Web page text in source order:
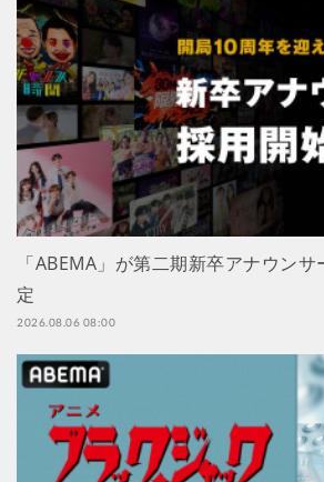
「ABEMA」が第二期新卒アナウン
定
2026.08.06 08:00